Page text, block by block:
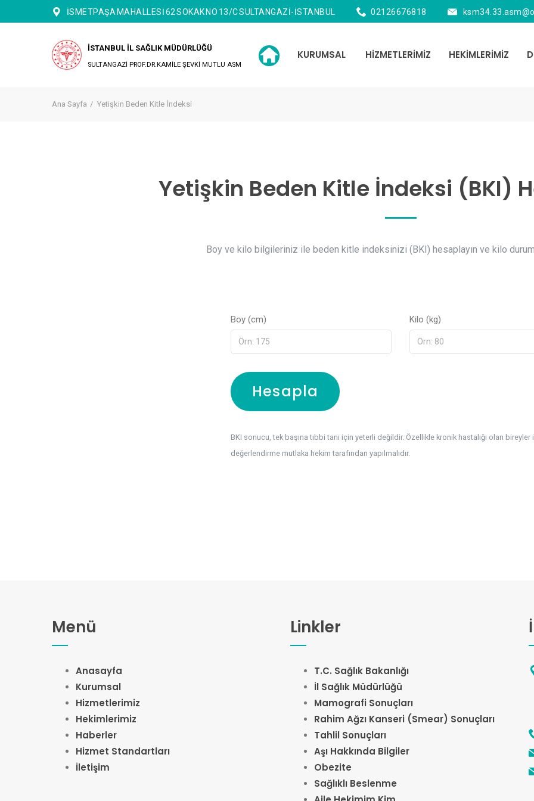
İSMETPAŞA MAHALLESİ 62 SOKAK NO 13/C SULTANGAZİ-İSTANBUL 02126676818
İSTANBUL İL SAĞLIK MÜDÜRLÜĞÜ
SULTANGAZİ PROF.DR.KAMİLE ŞEVKİ MUTLU ASM
KURUMSAL HİZMETLERİMİZ HEKİMLERİMİZ
Ana Sayfa Yetişkin Beden Kitle İndeksi
Yetişkin Beden Kitle İndeksi (BKI)
Boy ve kilo bilgileriniz ile beden kitle indeksinizi (BKI) hesaplayın ve kilo
Boy (cm) Kilo (kg)
Hesapla
BKI sonucu, tek başına tıbbi tanı için yeterli değildir. Özellikle kronik hastalığı olan bireyler
değerlendirme mutlaka hekim tarafından yapılmalıdır.
Menü
Anasayfa
Kurumsal
Hizmetlerimiz
Hekimlerimiz
Haberler
Hizmet Standartları
İletişim
Linkler
T.C. Sağlık Bakanlığı
İl Sağlık Müdürlüğü
Mamografi Sonuçları
Rahim Ağzı Kanseri (Smear) Sonuçları
Tahlil Sonuçları
Aşı Hakkında Bilgiler
Obezite
Sağlıklı Beslenme